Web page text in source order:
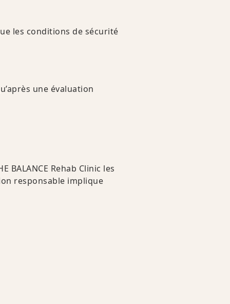
les conditions de sécurité
une évaluation
Rehab Clinic les
responsable implique